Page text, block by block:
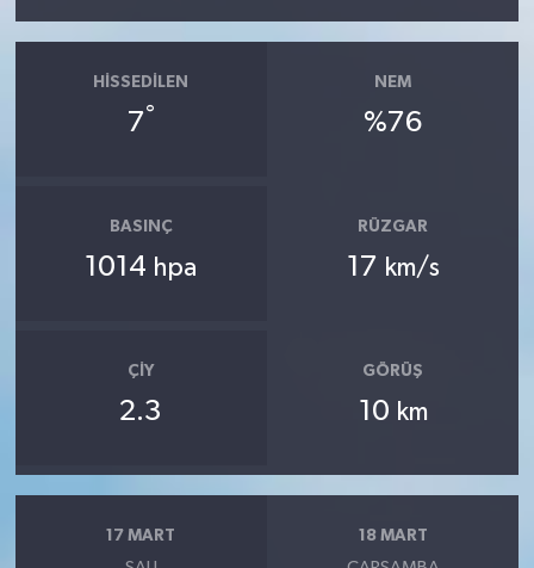
HISSEDILEN
7°
NEM
%76
BASINÇ
1014 hpa
RÜZGAR
17 km/s
ÇIY
2.3
GÖRÜŞ
10 km
17 MART 18 MART